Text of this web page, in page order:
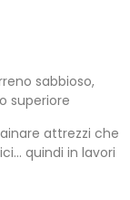
sabbioso,
superiore
attrezzi che
quindi in lavori